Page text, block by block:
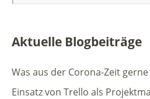
Aktuelle Blogbeiträge
Was aus der Corona-Zeit
Einsatz von Trello als